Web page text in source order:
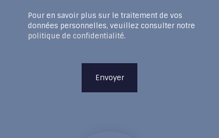
Pour en savoir plus sur le traitement de vos
données personnelles, veuillez consulter notre
politique de confidentialité.
Envoyer